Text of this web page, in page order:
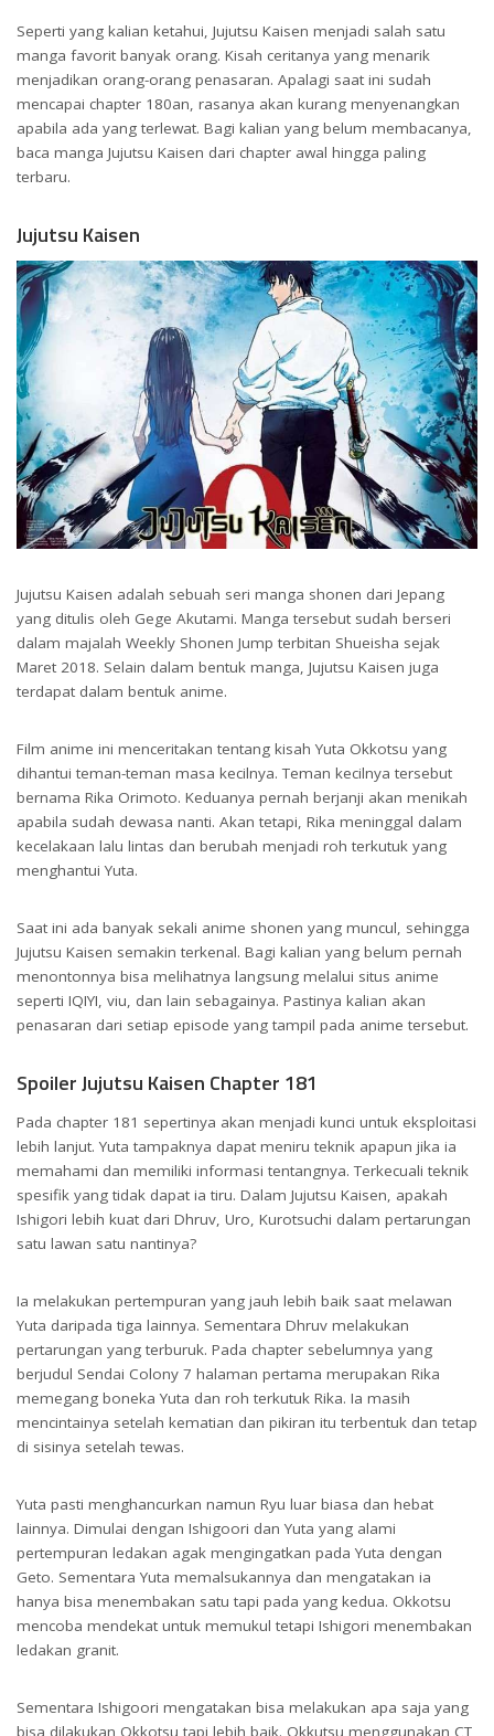
Seperti yang kalian ketahui, Jujutsu Kaisen menjadi salah satu
manga favorit banyak orang. Kisah ceritanya yang menarik
menjadikan orang-orang penasaran. Apalagi saat ini sudah
mencapai chapter 180an, rasanya akan kurang menyenangkan
apabila ada yang terlewat. Bagi kalian yang belum membacanya,
baca manga Jujutsu Kaisen dari chapter awal hingga paling
terbaru.
Jujutsu Kaisen
Jujutsu Kaisen adalah sebuah seri manga shonen dari Jepang
yang ditulis oleh Gege Akutami. Manga tersebut sudah berseri
dalam majalah Weekly Shonen Jump terbitan Shueisha sejak
Maret 2018. Selain dalam bentuk manga, Jujutsu Kaisen juga
terdapat dalam bentuk anime.
Film anime ini menceritakan tentang kisah Yuta Okkotsu yang
dihantui teman-teman masa kecilnya. Teman kecilnya tersebut
bernama Rika Orimoto. Keduanya pernah berjanji akan menikah
apabila sudah dewasa nanti. Akan tetapi, Rika meninggal dalam
kecelakaan lalu lintas dan berubah menjadi roh terkutuk yang
menghantui Yuta.
Saat ini ada banyak sekali anime shonen yang muncul, sehingga
Jujutsu Kaisen semakin terkenal. Bagi kalian yang belum pernah
menontonnya bisa melihatnya langsung melalui situs anime
seperti IQIYI, viu, dan lain sebagainya. Pastinya kalian akan
penasaran dari setiap episode yang tampil pada anime tersebut.
Spoiler Jujutsu Kaisen Chapter 181
Pada chapter 181 sepertinya akan menjadi kunci untuk eksploitasi
lebih lanjut. Yuta tampaknya dapat meniru teknik apapun jika ia
memahami dan memiliki informasi tentangnya. Terkecuali teknik
spesifik yang tidak dapat ia tiru. Dalam Jujutsu Kaisen, apakah
Ishigori lebih kuat dari Dhruv, Uro, Kurotsuchi dalam pertarungan
satu lawan satu nantinya?
Ia melakukan pertempuran yang jauh lebih baik saat melawan
Yuta daripada tiga lainnya. Sementara Dhruv melakukan
pertarungan yang terburuk. Pada chapter sebelumnya yang
berjudul Sendai Colony 7 halaman pertama merupakan Rika
memegang boneka Yuta dan roh terkutuk Rika. Ia masih
mencintainya setelah kematian dan pikiran itu terbentuk dan tetap
di sisinya setelah tewas.
Yuta pasti menghancurkan namun Ryu luar biasa dan hebat
lainnya. Dimulai dengan Ishigoori dan Yuta yang alami
pertempuran ledakan agak mengingatkan pada Yuta dengan
Geto. Sementara Yuta memalsukannya dan mengatakan ia
hanya bisa menembakan satu tapi pada yang kedua. Okkotsu
mencoba mendekat untuk memukul tetapi Ishigori menembakan
ledakan granit.
Sementara Ishigoori mengatakan bisa melakukan apa saja yang
bisa dilakukan Okkotsu tapi lebih baik. Okkutsu menggunakan CT